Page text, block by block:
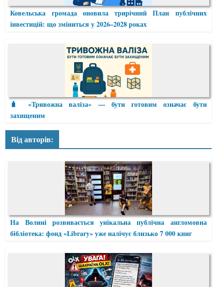
Ковельська громада оновила трирічний План публічних
інвестицій: що зміниться у 2026–2028 роках
🧳 «Тривожна валіза» — бути готовим означає бути
захищеним
Від авторів:
На Волині розвивається унікальна публічна англомовна
бібліотека: фонд «Library» уже налічує близько 7 000 книг